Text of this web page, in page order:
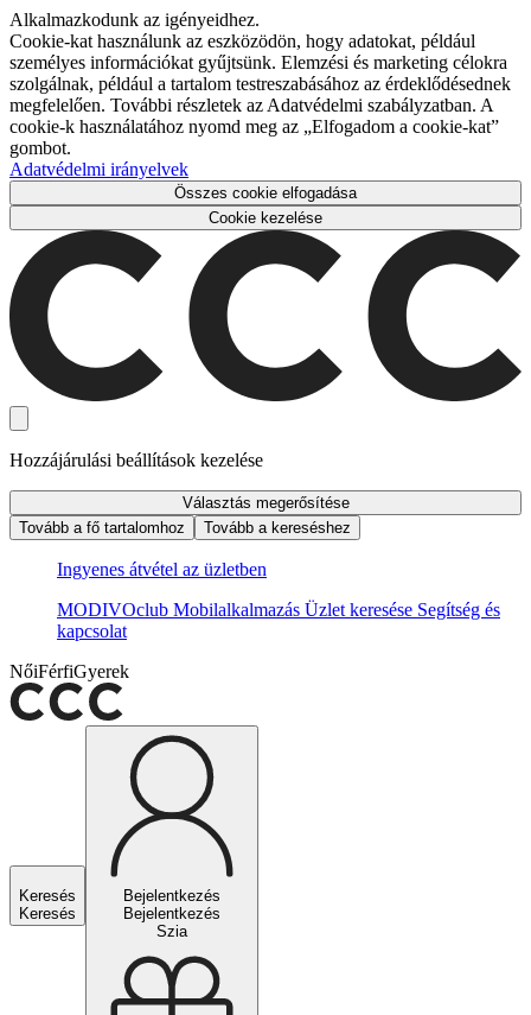
Alkalmazkodunk az igényeidhez.
Cookie-kat használunk az eszközödön, hogy adatokat, például
személyes információkat gyűjtsünk. Elemzési és marketing célokra
szolgálnak, például a tartalom testreszabásához az érdeklődésednek
megfelelően. További részletek az Adatvédelmi szabályzatban. A
cookie-k használatához nyomd meg az „Elfogadom a cookie-kat”
gombot.
Adatvédelmi irányelvek
Összes cookie elfogadása
Cookie kezelése
Hozzájárulási beállítások kezelése
Választás megerősítése
Tovább a fő tartalomhoz
Tovább a kereséshez
Ingyenes átvétel az üzletben
MODIVOclub Mobilalkalmazás Üzlet keresése Segítség és
kapcsolat
NőiFérfiGyerek
Keresés
Keresés
Bejelentkezés
Bejelentkezés
Szia